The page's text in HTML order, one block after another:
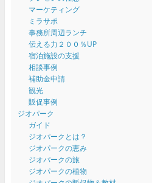
マーケティング
ミラサポ
事務所周辺ランチ
伝える力２００％UP
宿泊施設の支援
相談事例
補助金申請
観光
販促事例
ジオパーク
ガイド
ジオパークとは？
ジオパークの恵み
ジオパークの旅
ジオパークの植物